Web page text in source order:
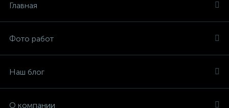
Главная
Фото работ
Наш блог
О компании